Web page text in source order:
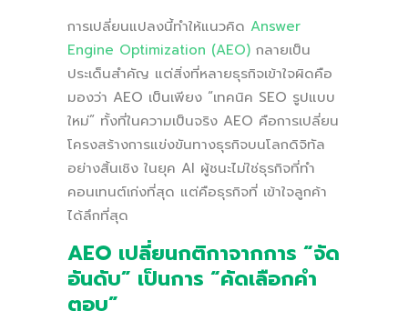
การเปลี่ยนแปลงนี้ทำให้แนวคิด Answer
Engine Optimization (AEO) กลายเป็น
ประเด็นสำคัญ แต่สิ่งที่หลายธุรกิจเข้าใจผิดคือ
มองว่า AEO เป็นเพียง “เทคนิค SEO รูปแบบ
ใหม่” ทั้งที่ในความเป็นจริง AEO คือการเปลี่ยน
โครงสร้างการแข่งขันทางธุรกิจบนโลกดิจิทัล
อย่างสิ้นเชิง ในยุค AI ผู้ชนะไม่ใช่ธุรกิจที่ทำ
คอนเทนต์เก่งที่สุด แต่คือธุรกิจที่ เข้าใจลูกค้า
ได้ลึกที่สุด
AEO เปลี่ยนกติกาจากการ “จัด
อันดับ” เป็นการ “คัดเลือกคำ
ตอบ”